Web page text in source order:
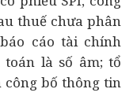
thuế chưa phân
cáo tài chính
là số âm; tổ
công bố thông tin